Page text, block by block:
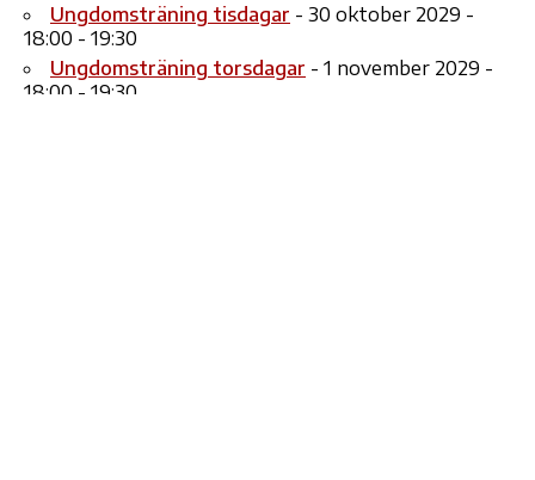
Ungdomsträning tisdagar - 30 oktober 2029 -
18:00 - 19:30
Ungdomsträning torsdagar - 1 november 2029 -
18:00 - 19:30